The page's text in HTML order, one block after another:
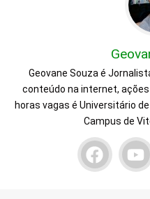
Geovane Souza é
conteúdo na internet, ações
horas vagas é Universitário
Campus de